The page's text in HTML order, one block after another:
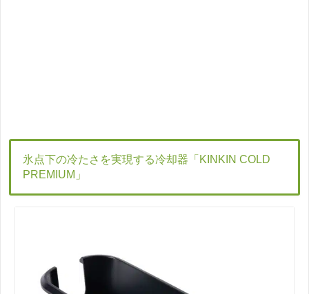
氷点下の冷たさを実現する冷却器「KINKIN COLD
PREMIUM」